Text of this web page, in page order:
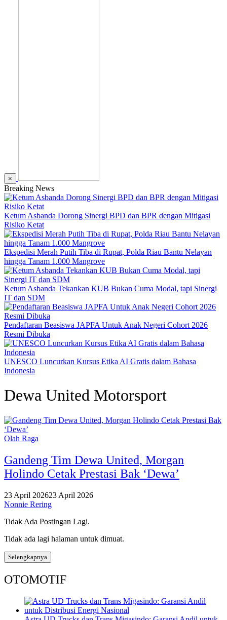
×
Breaking News
Ketum Asbanda Dorong Sinergi BPD dan BPR dengan Mitigasi
Risiko Ketat
Ekspedisi Merah Putih Tiba di Rupat, Polda Riau Bantu Nelayan
hingga Tanam 1.000 Mangrove
Ketum Asbanda Tekankan KUB Bukan Cuma Modal, tapi Sinergi
IT dan SDM
Pendaftaran Beasiswa JAPFA Untuk Anak Negeri Cohort 2026
Resmi Dibuka
UNESCO Luncurkan Kursus Etika AI Gratis dalam Bahasa
Indonesia
Dewa United Motorsport
Olah Raga
Gandeng Tim Dewa United, Morgan
Holindo Cetak Prestasi Bak ‘Dewa’
23 April 202623 April 2026
Nonnie Rering
Tidak Ada Postingan Lagi.
Tidak ada lagi halaman untuk dimuat.
Selengkapnya
OTOMOTIF